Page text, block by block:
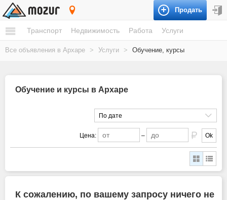
Продать
Транспорт Недвижимость Работа Услуги
Все объявления в Архаре > Услуги > Обучение, курсы
Обучение и курсы в Архаре
По дате
Цена: – Ok
К сожалению, по вашему запросу ничего не